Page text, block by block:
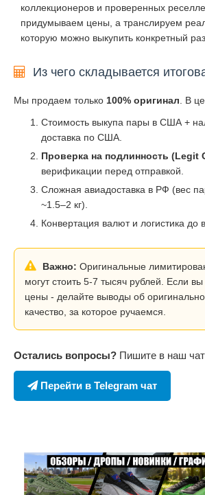
коллекционеров и проверенных
придумываем цены, а транслируем
которую можно выкупить конкретный
Из чего складывается
Мы продаем только 100% оригинал . В
Стоимость выкупа пары в США +
доставка по США.
Проверка на подлинность (Legit
верификации перед отправкой.
Сложная авиадоставка в РФ (вес
~1.5–2 кг).
Конвертация валют и логистика до
Важно: Оригинальные
могут стоить 5-7 тысяч рублей. Если вы
цены - делайте выводы об
качество, за которое ручаемся.
Остались вопросы? Пишите в наш
Перейти в Telegram чат